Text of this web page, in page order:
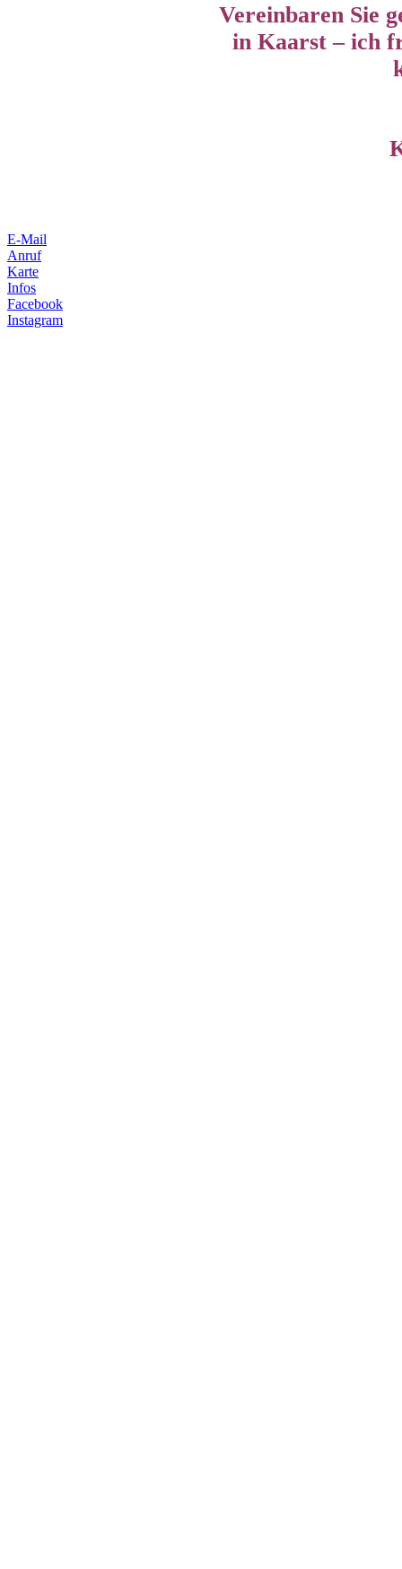
Vereinbaren Sie
in Kaarst – ich
E-Mail
Anruf
Karte
Infos
Facebook
Instagram